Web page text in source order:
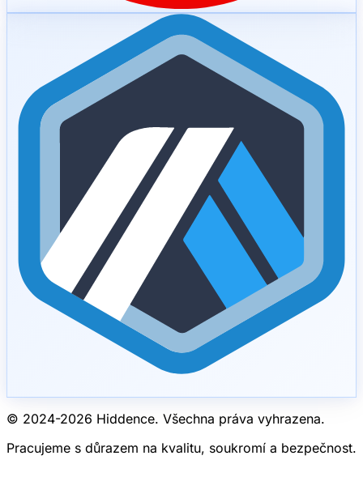
© 2024-2026 Hiddence. Všechna práva vyhrazena.
Pracujeme s důrazem na kvalitu, soukromí a bezpečnost.